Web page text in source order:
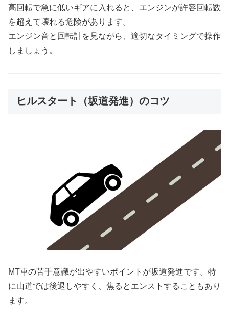
高回転で急に低いギアに入れると、エンジンが許容回転数
を超えて壊れる危険があります。
エンジン音と回転計を見ながら、適切なタイミングで操作
しましょう。
ヒルスタート（坂道発進）のコツ
MT車の苦手意識が出やすいポイントが坂道発進です。特
に山道では後退しやすく、焦るとエンストすることもあり
ます。